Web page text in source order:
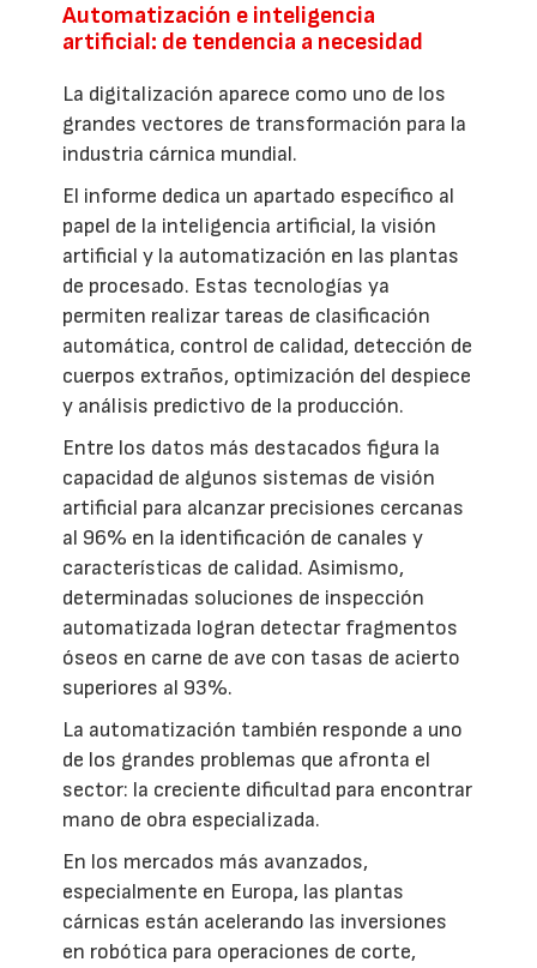
Automatización e inteligencia
artificial: de tendencia a necesidad
La digitalización aparece como uno de los
grandes vectores de transformación para la
industria cárnica mundial.
El informe dedica un apartado específico al
papel de la inteligencia artificial, la visión
artificial y la automatización en las plantas
de procesado. Estas tecnologías ya
permiten realizar tareas de clasificación
automática, control de calidad, detección de
cuerpos extraños, optimización del despiece
y análisis predictivo de la producción.
Entre los datos más destacados figura la
capacidad de algunos sistemas de visión
artificial para alcanzar precisiones cercanas
al 96% en la identificación de canales y
características de calidad. Asimismo,
determinadas soluciones de inspección
automatizada logran detectar fragmentos
óseos en carne de ave con tasas de acierto
superiores al 93%.
La automatización también responde a uno
de los grandes problemas que afronta el
sector: la creciente dificultad para encontrar
mano de obra especializada.
En los mercados más avanzados,
especialmente en Europa, las plantas
cárnicas están acelerando las inversiones
en robótica para operaciones de corte,